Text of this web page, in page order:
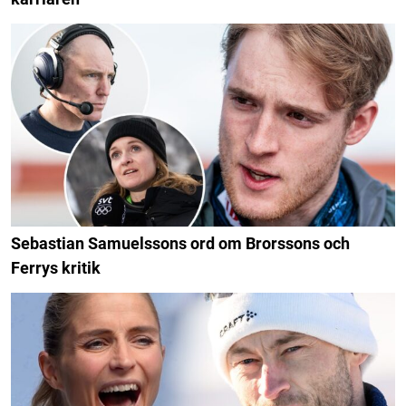
Sebastian Samuelssons ord om Brorssons och
Ferrys kritik